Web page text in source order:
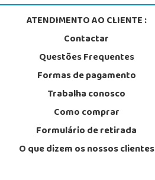
ATENDIMENTO AO CLIENTE :
Contactar
Questões Frequentes
Formas de pagamento
Trabalha conosco
Como comprar
Formulário de retirada
O que dizem os nossos clientes